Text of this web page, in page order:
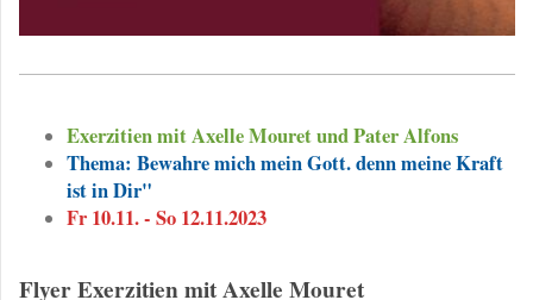
Exerzitien mit Axelle Mouret und Pater Alfons
Thema: Bewahre mich mein Gott. denn meine Kraft
ist in Dir"
Fr 10.11. - So 12.11.2023
Flyer Exerzitien mit Axelle Mouret